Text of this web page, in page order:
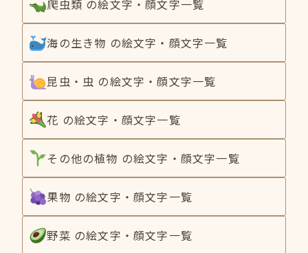
爬虫類 の絵文字・顔文字一覧
海の生き物 の絵文字・顔文字一覧
昆虫・虫 の絵文字・顔文字一覧
花 の絵文字・顔文字一覧
その他の植物 の絵文字・顔文字一覧
果物 の絵文字・顔文字一覧
野菜 の絵文字・顔文字一覧